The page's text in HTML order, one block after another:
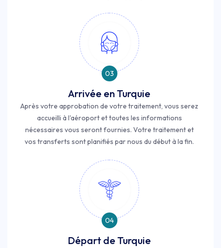
03
Arrivée en Turquie
Après votre approbation de votre traitement, vous serez
accueilli à l'aéroport et toutes les informations
nécessaires vous seront fournies. Votre traitement et
vos transferts sont planifiés par nous du début à la fin.
04
Départ de Turquie